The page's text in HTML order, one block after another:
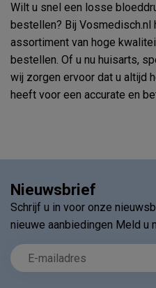
Wilt u snel een losse
bestellen? Bij
assortiment van hoge
bestellen. Of u nu huisarts,
wij zorgen ervoor dat u altijd
heeft voor een accurate en
Nieuwsbrief
Schrijf u in voor onze
nieuwe aanbiedingen Meld u